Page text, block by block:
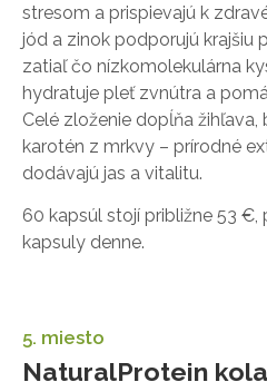
stresom a prispievajú k
jód a zinok podporujú krajšiu
zatiaľ čo nízkomolekulárna
hydratuje pleť zvnútra a
Celé zloženie dopĺňa
karotén z mrkvy – prírodné
dodávajú jas a vitalitu.
60 kapsúl stojí približne 53 €,
kapsuly denne.
5. miesto
NaturalProtein